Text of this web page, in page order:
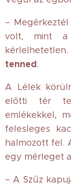
–
volt, mint a
kérlelhetetlen.
tenned.
A Lélek
előtti tér
emlékekkel,
felesleges
halmozott fel.
egy mérleget
– A Szűz